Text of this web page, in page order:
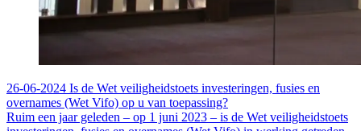
26-06-2024 Is de Wet veiligheidstoets investeringen, fusies en
overnames (Wet Vifo) op u van toepassing?
Ruim een jaar geleden – op 1 juni 2023 – is de Wet veiligheidstoets